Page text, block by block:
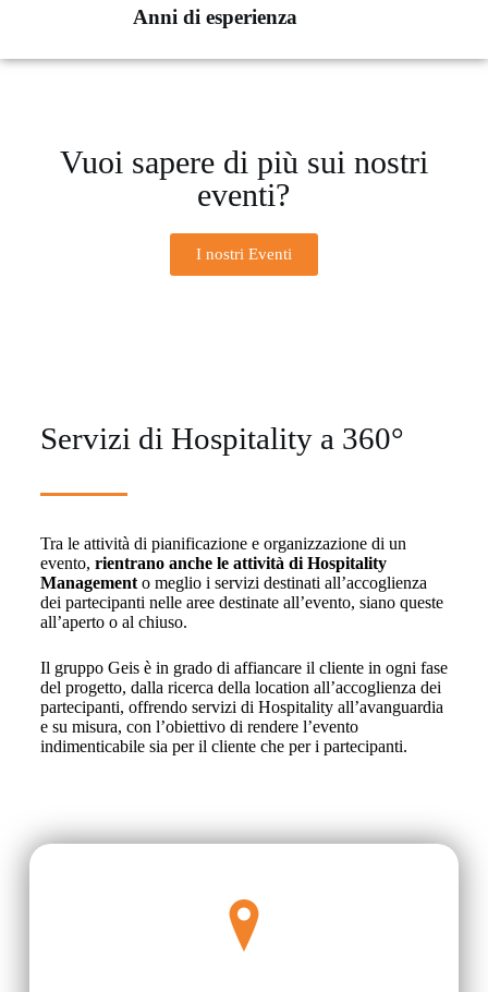
Anni di esperienza
Vuoi sapere di più sui nostri
eventi?
I nostri Eventi
Servizi di Hospitality a 360°
Tra le attività di pianificazione e organizzazione di un
evento, rientrano anche le attività di Hospitality
Managemento meglio i servizi destinati all’accoglienza
dei partecipanti nelle aree destinate all’evento, siano queste
all’aperto o al chiuso.
Il gruppo Geis è in grado di affiancare il cliente in ogni fase
del progetto, dalla ricerca della location all’accoglienza dei
partecipanti, offrendo servizi di Hospitality all’avanguardia
e su misura, con l’obiettivo di rendere l’evento
indimenticabile sia per il cliente che per i partecipanti.